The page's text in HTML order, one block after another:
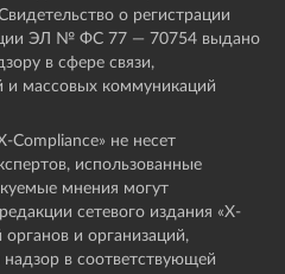
о регистрации
ЭЛ № ФС 77 — 70754 выдано
в сфере связи,
и массовых коммуникаций
Compliance» не несет
использованные
мнения могут
сетевого издания «X-
органов и организаций,
в соответствующей